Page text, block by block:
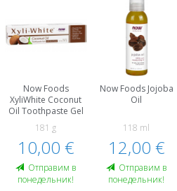
Now Foods
XyliWhite Coconut
Oil Toothpaste Gel
181 g
10,00 €
Oтправим в
понедельник!
Now Foods Jojoba
Oil
118 ml
12,00 €
Oтправим в
понедельник!